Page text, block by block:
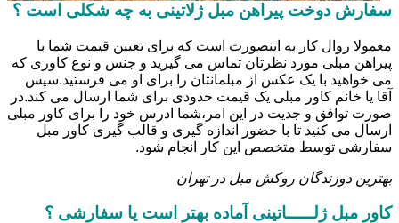
سفارش دوخت پیراهن مبل ژلاتینی به چه شکلی است ؟
معمولا روال کار به اینصورت است که برای تعیین قیمت شما با
پیراهن مبلی مورد نظرتان تماس می گیرید و جنس و نوع کاوری که
می خواهید با یک عکس از مبلمانتان را برای او می فرستید.سپس
آقا یا خانم کاور مبلی یک قیمت حدودی برای شما ارسال می کند.در
صورت توافق و جدیت در این امر،شما ادرس خود را برای کاور مبلی
ارسال می کنید تا با حضور اندازه گیری و قالب گیری کاور مبل
سفارشی توسط متخصص این کار انجام شود.
بهترین دوزندگان روکش مبل در تهران
کاور مبل ژلـــــاتینی آماده بهتر است یا سفارشی ؟